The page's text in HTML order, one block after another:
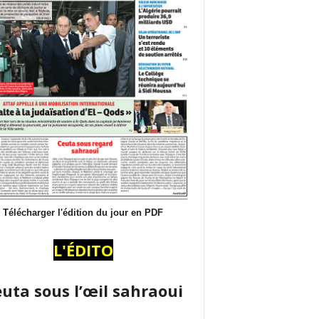
Télécharger l'édition du jour en PDF
L'ÉDITO
sous l’œil sahraoui